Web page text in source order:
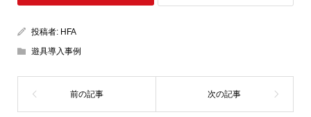
投稿者: HFA
遊具導入事例